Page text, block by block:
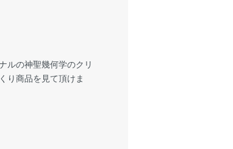
ルの神聖幾何学のクリ
り商品を見て頂けま